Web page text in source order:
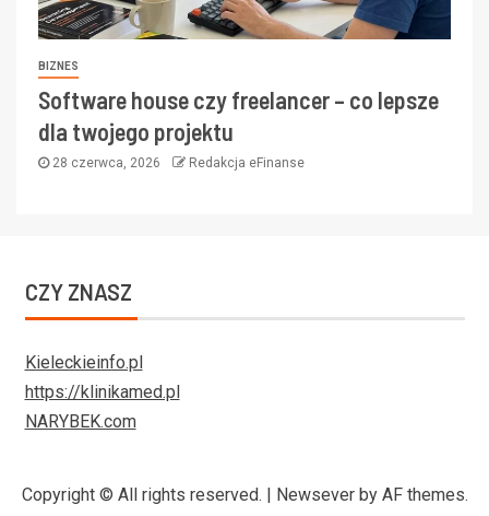
BIZNES
Software house czy freelancer – co lepsze
dla twojego projektu
28 czerwca, 2026 Redakcja eFinanse
CZY ZNASZ
Kieleckieinfo.pl
https://klinikamed.pl
NARYBEK.com
Copyright © All rights reserved. | Newseverby AF themes.